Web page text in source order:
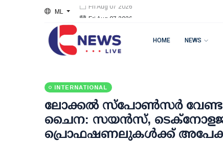
ML Fri Aug 07 2026
HOME NEWS
INTERNATIONAL
ലോക്കല്‍ സ്‌പോണ്‍സര്‍ വേണ്ട;
ചൈന: സയന്‍സ്,
പ്രൊഫഷണലുകള്‍ക്ക്